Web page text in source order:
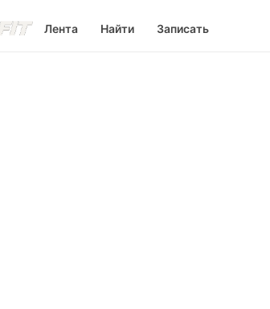
Лента Найти Записать